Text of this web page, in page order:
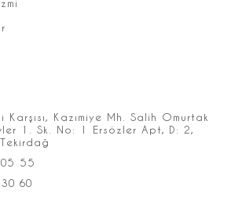
Kazımiye Mh. Salih Omurtak
1. Sk. No: 1 Ersözler Apt, D: 2,
55
60